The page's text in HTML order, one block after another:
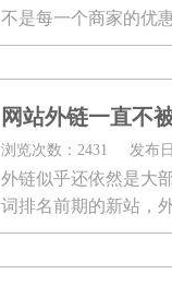
不是每一个商家的优
提高优惠券的使用率
网站外链一直不
发布
浏览次数：2431
外链似乎还依然是大
词排名前期的新站，
下6点需要注意四的